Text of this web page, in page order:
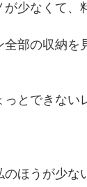
少なくて、
全部の収納を
とできない
のほうが少な